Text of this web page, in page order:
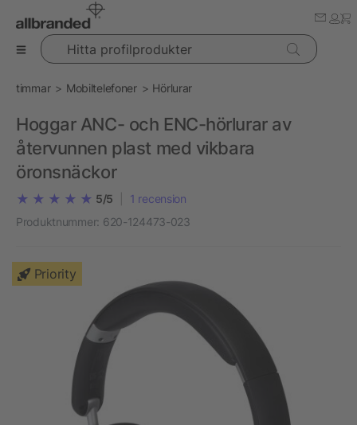
Hitta profilprodukter
timmar Mobiltelefoner Hörlurar
Hoggar ANC- och ENC-hörlurar av
återvunnen plast med vikbara
öronsnäckor
5/5 1 recension
Produktnummer: 620-124473-023
Priority